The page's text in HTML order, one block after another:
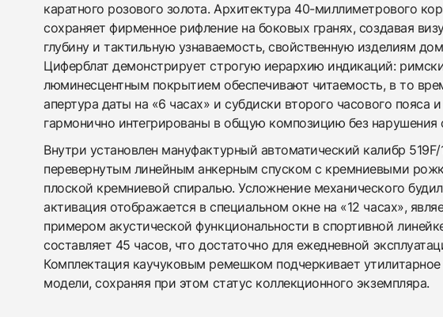
каратного розового золота. Архитектура 40-миллиметрового
сохраняет фирменное рифление на боковых гранях, создавая
глубину и тактильную узнаваемость, свойственную изделиям
Циферблат демонстрирует строгую иерархию индикаций:
люминесцентным покрытием обеспечивают читаемость, в то
апертура даты на «6 часах» и субдиски второго часового пояса
гармонично интегрированы в общую композицию без нарушения
Внутри установлен мануфактурный автоматический калибр
перевернутым линейным анкерным спуском с кремниевыми
плоской кремниевой спиралью. Усложнение механического
активация отображается в специальном окне на «12 часах»,
примером акустической функциональности в спортивной
составляет 45 часов, что достаточно для ежедневной
Комплектация каучуковым ремешком подчеркивает утилитарное
модели, сохраняя при этом статус коллекционного экземпляра.
Оставьте
вами
Трейд-
Оставьте
вами